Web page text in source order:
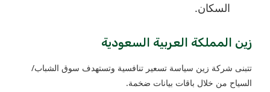
السكان.
زين المملكة العربية السعودية
تتبنى شركة زين سياسة تسعير تنافسية وتستهدف سوق الشباب/
السياح من خلال باقات بيانات ضخمة.